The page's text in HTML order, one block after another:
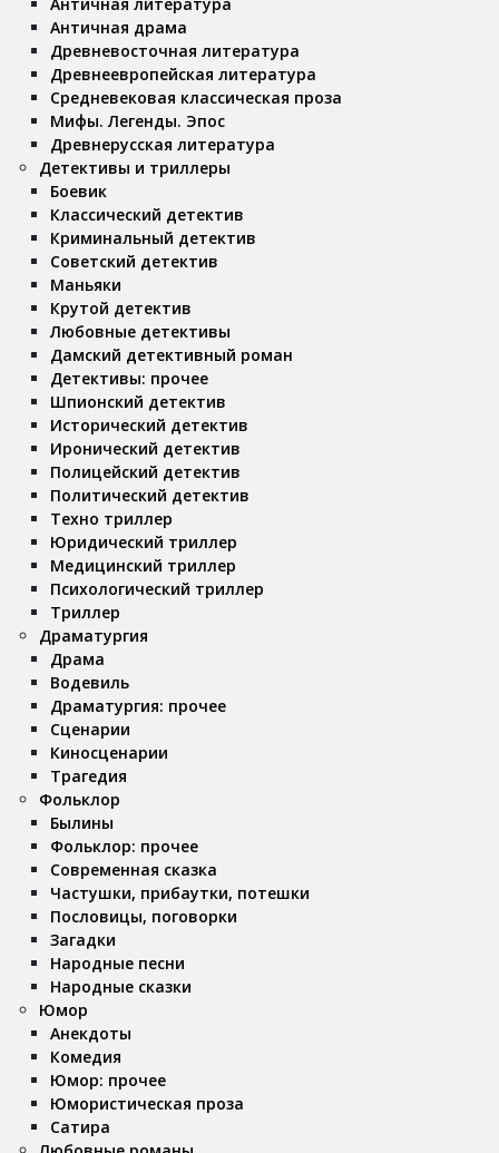
Античная драма
Древневосточная литература
Древнеевропейская литература
Средневековая классическая проза
Мифы. Легенды. Эпос
Древнерусская литература
Детективы и триллеры
Боевик
Классический детектив
Криминальный детектив
Советский детектив
Маньяки
Крутой детектив
Любовные детективы
Дамский детективный роман
Детективы: прочее
Шпионский детектив
Исторический детектив
Иронический детектив
Полицейский детектив
Политический детектив
Техно триллер
Юридический триллер
Медицинский триллер
Психологический триллер
Триллер
Драматургия
Драма
Водевиль
Драматургия: прочее
Сценарии
Киносценарии
Трагедия
Фольклор
Былины
Фольклор: прочее
Современная сказка
Частушки, прибаутки, потешки
Пословицы, поговорки
Загадки
Народные песни
Народные сказки
Юмор
Анекдоты
Комедия
Юмор: прочее
Юмористическая проза
Сатира